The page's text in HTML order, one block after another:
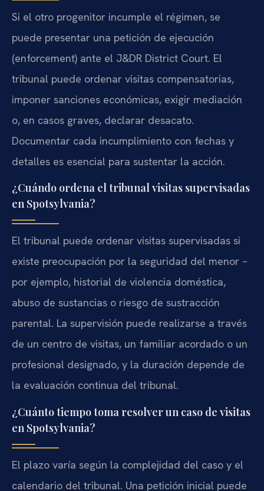
Si el otro progenitor incumple el régimen, se
puede presentar una petición de ejecución
(enforcement) ante el J&DR District Court. El
tribunal puede ordenar visitas compensatorias,
imponer sanciones económicas, exigir mediación
o, en casos graves, declarar desacato.
Documentar cada incumplimiento con fechas y
detalles es esencial para sustentar la acción.
¿Cuándo ordena el tribunal visitas supervisadas
en Spotsylvania?
El tribunal puede ordenar visitas supervisadas si
existe preocupación por la seguridad del menor –
por ejemplo, historial de violencia doméstica,
abuso de sustancias o riesgo de sustracción
parental. La supervisión puede realizarse a través
de un centro de visitas, un familiar acordado o un
profesional designado, y la duración depende de
la evaluación continua del tribunal.
¿Cuánto tiempo toma resolver un caso de visitas
en Spotsylvania?
El plazo varía según la complejidad del caso y el
calendario del tribunal. Una petición inicial puede